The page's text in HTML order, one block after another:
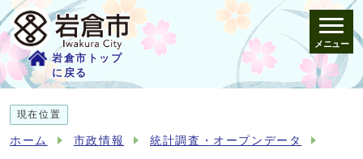
岩倉市トップ
に戻る
メニュー
現在位置
ホーム 市政情報 統計調査・オープンデータ